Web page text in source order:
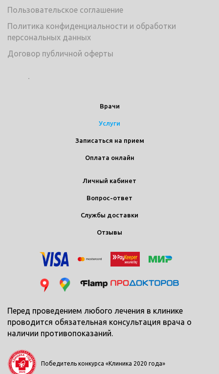
Пользовательское соглашение
Политика конфиденциальности и обработки
персональных данных
Договор публичной оферты
Врачи
Услуги
Записаться на прием
Оплата онлайн
Личный кабинет
Вопрос-ответ
Службы доставки
Отзывы
Перед проведением любого лечения в клинике
проводится обязательная консультация врача о
наличии противопоказаний.
Победитель конкурса «Клиника 2020 года»